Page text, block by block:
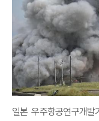
일본 우주항공연구개